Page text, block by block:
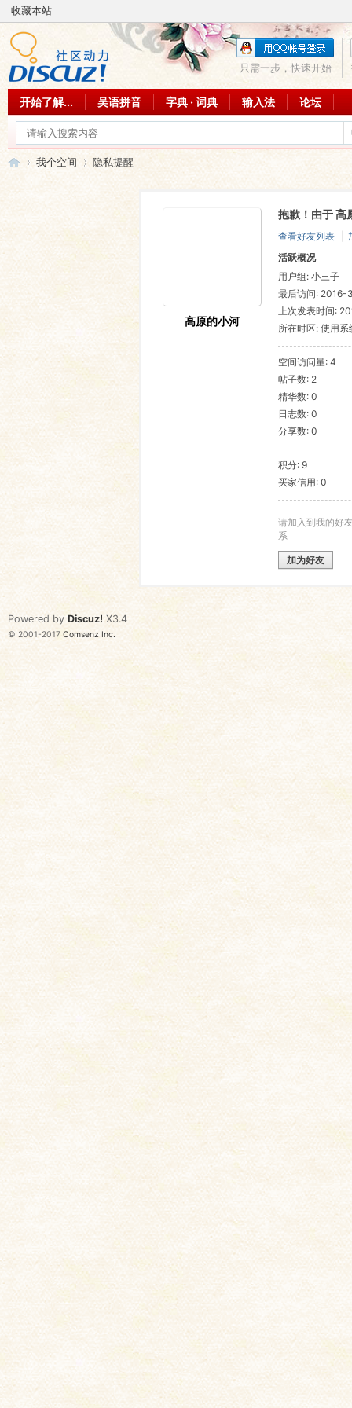
收藏本站
只需一步，快速开始
开始了解... 吴语拼音 字典 · 词典 输入法 论坛
吴
语
会
我个空间 隐私提醒
高原的小河
抱歉！由于 高
查看好友列表
活跃概况
用户组: 小三子
最后访问: 2016-
上次发表时间:
所在时区: 使用系
空间访问量: 4
帖子数: 2
精华数: 0
日志数: 0
分享数: 0
积分: 9
买家信用: 0
请加入到我的好
系
加为好友
Powered by Discuz! X3.4
© 2001-2017 Comsenz Inc.